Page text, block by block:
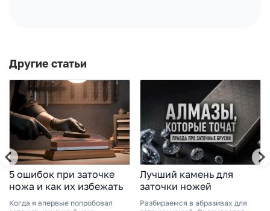
Другие статьи
5 ошибок при заточке
ножа и как их избежать
Когда я впервые попробовал
Лучший камень для
заточки ножей
Разбираемся в абразивах для